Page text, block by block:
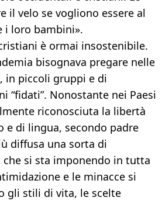
il velo se vogliono essere al
i loro bambini».
è ormai insostenibile.
bisognava pregare nelle
in piccoli gruppi e di
“fidati”. Nonostante nei Paesi
riconosciuta la libertà
e di lingua, secondo padre
diffusa una sorta di
che si sta imponendo in tutta
e le minacce si
gli stili di vita, le scelte